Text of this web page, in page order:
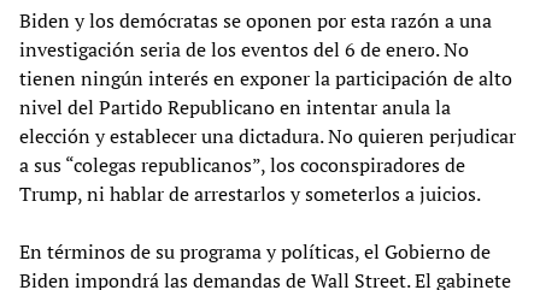
Biden y los demócratas se oponen por esta razón a una
investigación seria de los eventos del 6 de enero. No
tienen ningún interés en exponer la participación de alto
nivel del Partido Republicano en intentar anula la
elección y establecer una dictadura. No quieren perjudicar
a sus “colegas republicanos”, los coconspiradores de
Trump, ni hablar de arrestarlos y someterlos a juicios.
En términos de su programa y políticas, el Gobierno de
Biden impondrá las demandas de Wall Street. El gabinete